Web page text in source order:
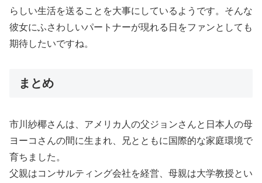
らしい生活を送ることを大事にしているようです。そんな
彼女にふさわしいパートナーが現れる日をファンとしても
期待したいですね。
まとめ
市川紗椰さんは、アメリカ人の父ジョンさんと日本人の母
ヨーコさんの間に生まれ、兄とともに国際的な家庭環境で
育ちました。
父親はコンサルティング会社を経営、母親は大学教授とい